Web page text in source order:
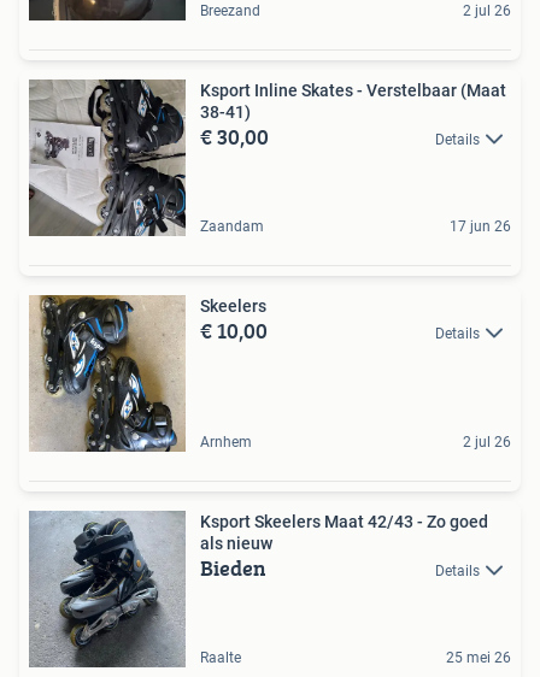
Breezand 2 jul 26
Ksport Inline Skates - Verstelbaar (Maat
38-41)
€ 30,00 Details
Zaandam 17 jun 26
Skeelers
€ 10,00 Details
Arnhem 2 jul 26
Ksport Skeelers Maat 42/43 - Zo goed
als nieuw
Bieden Details
Raalte 25 mei 26